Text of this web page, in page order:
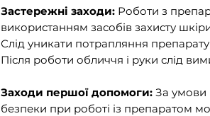
Застережні заходи: Роботи з
використанням засобів захисту
Слід уникати потрапляння
Після роботи обличчя і руки слід
Заходи першої допомоги: За умови
безпеки при роботі із препаратом